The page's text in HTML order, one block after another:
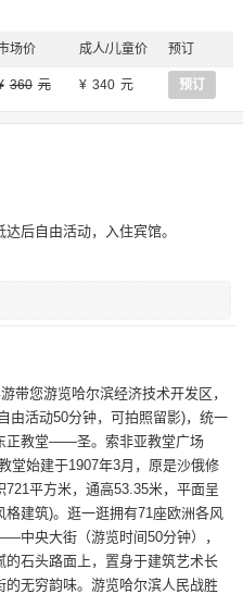
场价 成人/儿童价 预订
360 340 预订
后自由活动，入住宾馆。
带您游览哈尔滨经济技术开发区，
活动50分钟，可拍照留影)，统一
正教堂——圣。索非亚教堂广场
堂始建于1907年3月，原是沙俄修
平方米，通高53.35米，平面呈
建筑)。逛一逛拥有71座欧洲各风
中央大街（游览时间50分钟），
石头路面上，置身于建筑艺术长
无穷韵味。游览哈尔滨人民战胜